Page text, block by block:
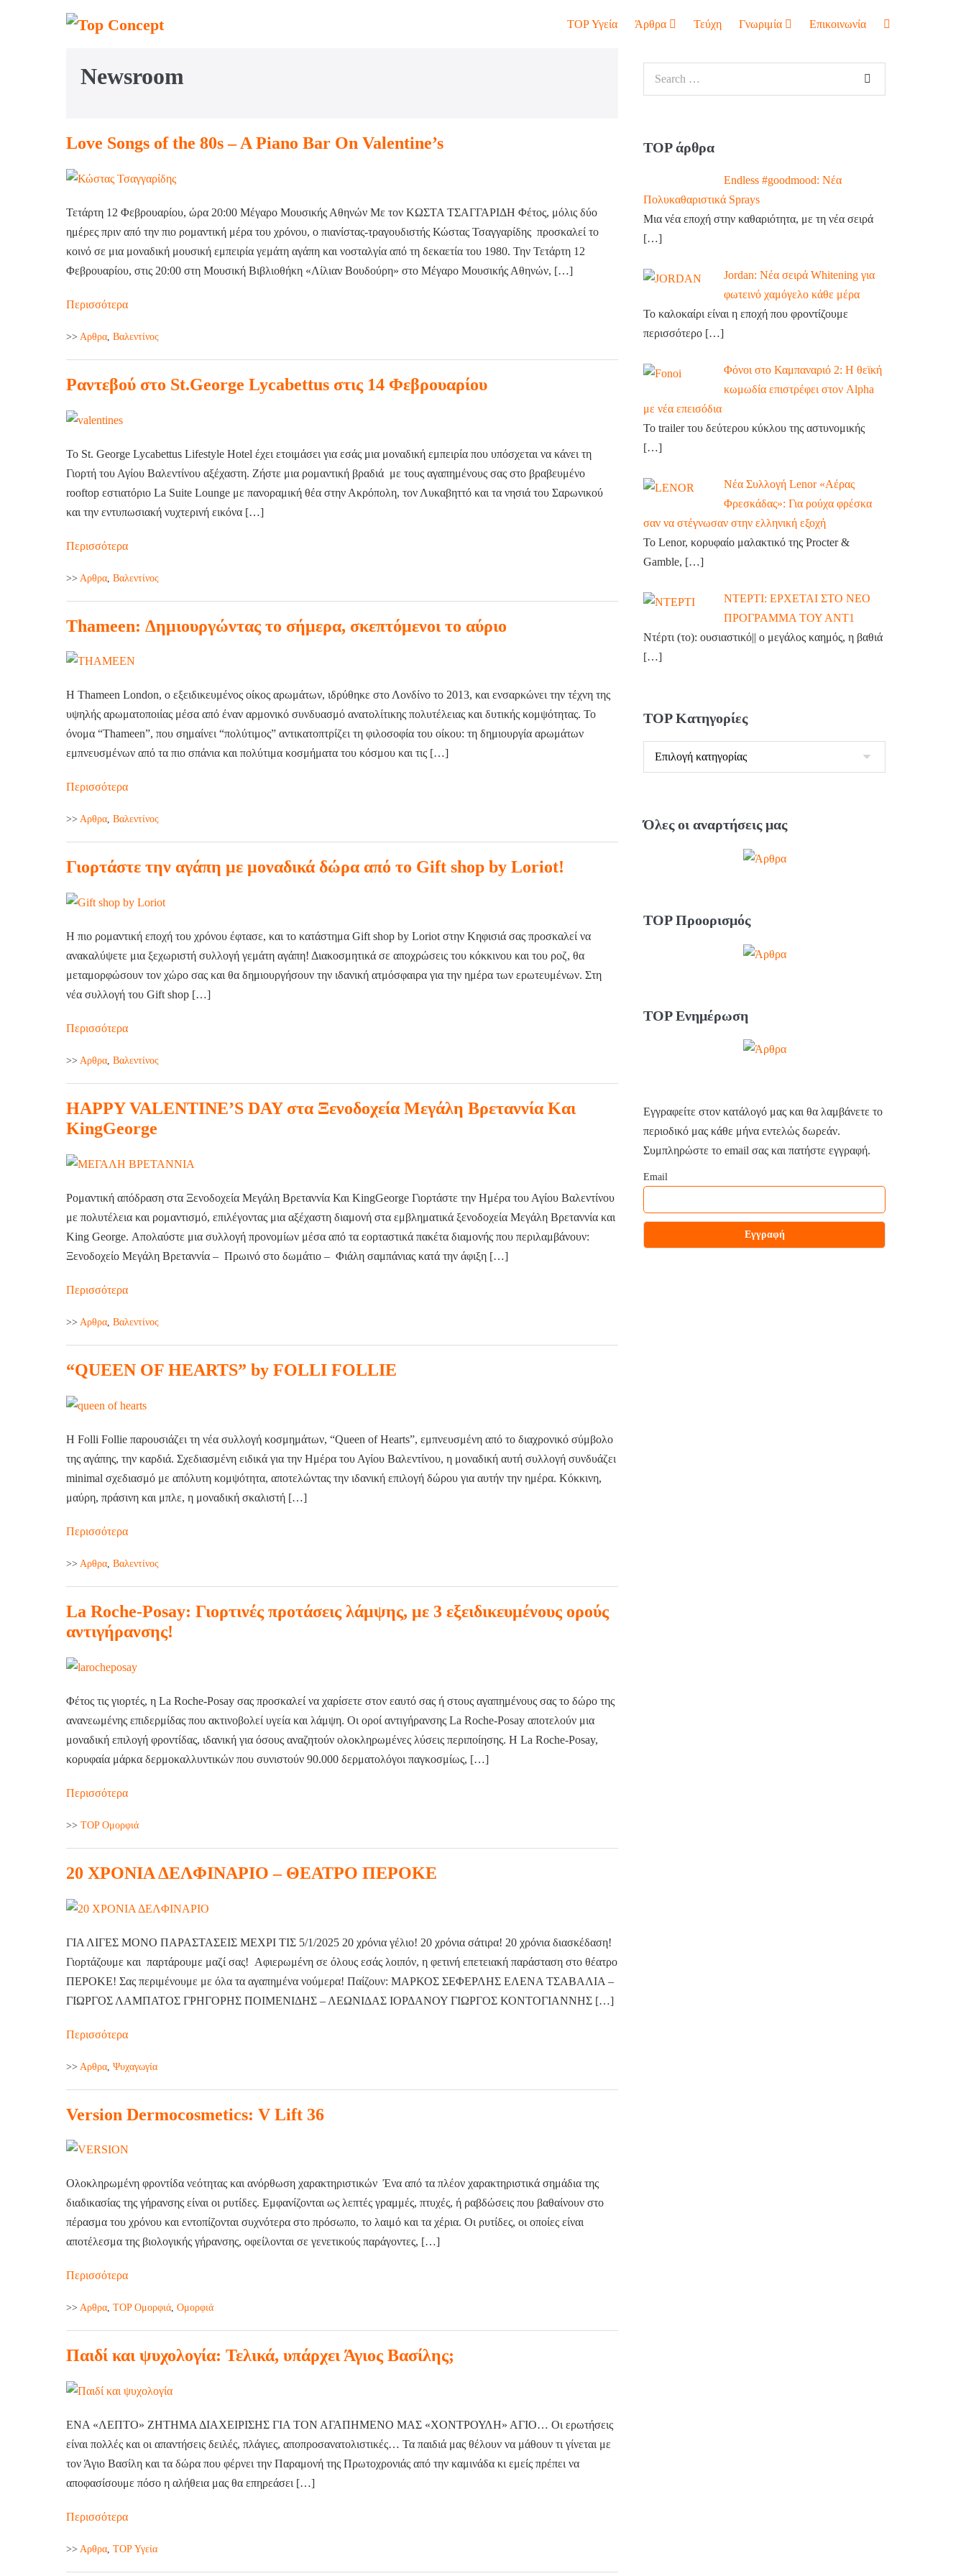
TOP Υγεία Άρθρα Τεύχη Γνωριμία Επικοινωνία
Newsroom
Love Songs of the 80s – A Piano Bar On Valentine’s
Τετάρτη 12 Φεβρουαρίου, ώρα 20:00 Μέγαρο Μουσικής Αθηνών Με τον ΚΩΣΤΑ ΤΣΑΓΓΑΡΙΔΗ Φέτος, μόλις δύο
ημέρες πριν από την πιο ρομαντική μέρα του χρόνου, ο πιανίστας-τραγουδιστής Κώστας Τσαγγαρίδης προσκαλεί το
κοινό σε μια μοναδική μουσική εμπειρία γεμάτη αγάπη και νοσταλγία από τη δεκαετία του 1980. Την Τετάρτη 12
Φεβρουαρίου, στις 20:00 στη Μουσική Βιβλιοθήκη «Λίλιαν Βουδούρη» στο Μέγαρο Μουσικής Αθηνών, […]
Περισσότερα
>> Aρθρα Βαλεντίνος
Ραντεβού στο St.George Lycabettus στις 14 Φεβρουαρίου
Το St. George Lycabettus Lifestyle Hotel έχει ετοιμάσει για εσάς μια μοναδική εμπειρία που υπόσχεται να κάνει τη
Γιορτή του Αγίου Βαλεντίνου αξέχαστη. Ζήστε μια ρομαντική βραδιά με τους αγαπημένους σας στο βραβευμένο
rooftop εστιατόριο La Suite Lounge με πανοραμική θέα στην Ακρόπολη, τον Λυκαβηττό και τα νησιά του Σαρωνικού
και την εντυπωσιακή νυχτερινή εικόνα […]
Περισσότερα
>> Aρθρα Βαλεντίνος
Thameen: Δημιουργώντας το σήμερα, σκεπτόμενοι το αύριο
Η Thameen London, ο εξειδικευμένος οίκος αρωμάτων, ιδρύθηκε στο Λονδίνο το 2013, και ενσαρκώνει την τέχνη της
υψηλής αρωματοποιίας μέσα από έναν αρμονικό συνδυασμό ανατολίτικης πολυτέλειας και δυτικής κομψότητας. Το
όνομα “Thameen”, που σημαίνει “πολύτιμος” αντικατοπτρίζει τη φιλοσοφία του οίκου: τη δημιουργία αρωμάτων
εμπνευσμένων από τα πιο σπάνια και πολύτιμα κοσμήματα του κόσμου και τις […]
Περισσότερα
>> Aρθρα, Βαλεντίνος
Γιορτάστε την αγάπη με μοναδικά δώρα από το Gift shop by Loriot!
Η πιο ρομαντική εποχή του χρόνου έφτασε, και το κατάστημα Gift shop by Loriot στην Κηφισιά σας προσκαλεί να
ανακαλύψετε μια ξεχωριστή συλλογή γεμάτη αγάπη! Διακοσμητικά σε αποχρώσεις του κόκκινου και του ροζ, θα
μεταμορφώσουν τον χώρο σας και θα δημιουργήσουν την ιδανική ατμόσφαιρα για την ημέρα των ερωτευμένων. Στη
νέα συλλογή του Gift shop […]
Περισσότερα
>> Aρθρα, Βαλεντίνος
HAPPY VALENTINE’S DAY στα Ξενοδοχεία Μεγάλη Βρεταννία Και
KingGeorge
Ρομαντική απόδραση στα Ξενοδοχεία Μεγάλη Βρεταννία Και KingGeorge Γιορτάστε την Ημέρα του Αγίου Βαλεντίνου
με πολυτέλεια και ρομαντισμό, επιλέγοντας μια αξέχαστη διαμονή στα εμβληματικά ξενοδοχεία Μεγάλη Βρεταννία και
King George. Απολαύστε μια συλλογή προνομίων μέσα από τα εορταστικά πακέτα διαμονής που περιλαμβάνουν:
Ξενοδοχείο Μεγάλη Βρεταννία – Πρωινό στο δωμάτιο – Φιάλη σαμπάνιας κατά την άφιξη […]
Περισσότερα
>> Aρθρα, Βαλεντίνος
“QUEEN OF HEARTS” by FOLLI FOLLIE
H Folli Follie παρουσιάζει τη νέα συλλογή κοσμημάτων, “Queen of Hearts”, εμπνευσμένη από το διαχρονικό σύμβολο
της αγάπης, την καρδιά. Σχεδιασμένη ειδικά για την Ημέρα του Αγίου Βαλεντίνου, η μοναδική αυτή συλλογή συνδυάζει
minimal σχεδιασμό με απόλυτη κομψότητα, αποτελώντας την ιδανική επιλογή δώρου για αυτήν την ημέρα. Κόκκινη,
μαύρη, πράσινη και μπλε, η μοναδική σκαλιστή […]
Περισσότερα
>> Aρθρα Βαλεντίνος
La Roche-Posay: Γιορτινές προτάσεις λάμψης, με 3 εξειδικευμένους ορούς
αντιγήρανσης!
Φέτος τις γιορτές, η La Roche-Posay σας προσκαλεί να χαρίσετε στον εαυτό σας ή στους αγαπημένους σας το δώρο της
ανανεωμένης επιδερμίδας που ακτινοβολεί υγεία και λάμψη. Οι οροί αντιγήρανσης La Roche-Posay αποτελούν μια
μοναδική επιλογή φροντίδας, ιδανική για όσους αναζητούν ολοκληρωμένες λύσεις περιποίησης. Η La Roche-Posay,
κορυφαία μάρκα δερμοκαλλυντικών που συνιστούν 90.000 δερματολόγοι παγκοσμίως, […]
Περισσότερα
>> TOP Ομορφιά
20 ΧΡΟΝΙΑ ΔΕΛΦΙΝΑΡΙΟ – ΘΕΑΤΡΟ ΠΕΡΟΚΕ
ΓΙΑ ΛΙΓΕΣ ΜΟΝΟ ΠΑΡΑΣΤΑΣΕΙΣ ΜΕΧΡΙ ΤΙΣ 5/1/2025 20 χρόνια γέλιο! 20 χρόνια σάτιρα! 20 χρόνια διασκέδαση!
Γιορτάζουμε και παρτάρουμε μαζί σας! Αφιερωμένη σε όλους εσάς λοιπόν, η φετινή επετειακή παράσταση στο θέατρο
ΠΕΡΟΚΕ! Σας περιμένουμε με όλα τα αγαπημένα νούμερα! Παίζουν: ΜΑΡΚΟΣ ΣΕΦΕΡΛΗΣ ΕΛΕΝΑ ΤΣΑΒΑΛΙΑ –
ΓΙΩΡΓΟΣ ΛΑΜΠΑΤΟΣ ΓΡΗΓΟΡΗΣ ΠΟΙΜΕΝΙΔΗΣ – ΛΕΩΝΙΔΑΣ ΙΟΡΔΑΝΟΥ ΓΙΩΡΓΟΣ ΚΟΝΤΟΓΙΑΝΝΗΣ […]
Περισσότερα
>> Aρθρα Ψυχαγωγία
Version Dermocosmetics: V Lift 36
Ολοκληρωμένη φροντίδα νεότητας και ανόρθωση χαρακτηριστικών Ένα από τα πλέον χαρακτηριστικά σημάδια της
διαδικασίας της γήρανσης είναι οι ρυτίδες. Εμφανίζονται ως λεπτές γραμμές, πτυχές, ή ραβδώσεις που βαθαίνουν στο
πέρασμα του χρόνου και εντοπίζονται συχνότερα στο πρόσωπο, το λαιμό και τα χέρια. Οι ρυτίδες, οι οποίες είναι
αποτέλεσμα της βιολογικής γήρανσης, οφείλονται σε γενετικούς παράγοντες, […]
Περισσότερα
>> Aρθρα, TOP Ομορφιά, Ομορφιά
Παιδί και ψυχολογία: Τελικά, υπάρχει Άγιος Βασίλης;
ΕΝΑ «ΛΕΠΤΟ» ΖΗΤΗΜΑ ΔΙΑΧΕΙΡΙΣΗΣ ΓΙΑ ΤΟΝ ΑΓΑΠΗΜΕΝΟ ΜΑΣ «ΧΟΝΤΡΟΥΛΗ» ΑΓΙΟ… Οι ερωτήσεις
είναι πολλές και οι απαντήσεις δειλές, πλάγιες, αποπροσανατολιστικές… Τα παιδιά μας θέλουν να μάθουν τι γίνεται με
τον Άγιο Βασίλη και τα δώρα που φέρνει την Παραμονή της Πρωτοχρονιάς από την καμινάδα κι εμείς πρέπει να
αποφασίσουμε πόσο η αλήθεια μας θα επηρεάσει […]
Περισσότερα
>> Aρθρα, TOP Υγεία
TOP άρθρα
Endless #goodmood: Νέα
Πολυκαθαριστικά Sprays
Μια νέα εποχή στην καθαριότητα, με τη νέα σειρά
[…]
Jordan: Νέα σειρά Whitening για
φωτεινό χαμόγελο κάθε μέρα
Το καλοκαίρι είναι η εποχή που φροντίζουμε
περισσότερο […]
Φόνοι στο Καμπαναριό 2: Η θεϊκή
κωμωδία επιστρέφει στον Alpha
με νέα επεισόδια
Το trailer του δεύτερου κύκλου της αστυνομικής
[…]
Νέα Συλλογή Lenor «Αέρας
Φρεσκάδας»: Για ρούχα φρέσκα
σαν να στέγνωσαν στην ελληνική εξοχή
Το Lenor, κορυφαίο μαλακτικό της Procter &
Gamble, […]
ΝΤΕΡΤΙ: ΕΡΧΕΤΑΙ ΣΤΟ ΝΕΟ
ΠΡΟΓΡΑΜΜΑ ΤΟΥ ΑΝΤ1
Ντέρτι (το): ουσιαστικό|| ο μεγάλος καημός, η βαθιά
[…]
TOP Κατηγορίες
Όλες οι αναρτήσεις μας
TOP Προορισμός
TOP Ενημέρωση
Εγγραφείτε στον κατάλογό μας και θα λαμβάνετε το
περιοδικό μας κάθε μήνα εντελώς δωρεάν.
Συμπληρώστε το email σας και πατήστε εγγραφή.
Email